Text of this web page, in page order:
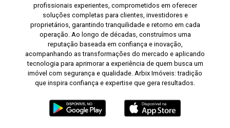
profissionais experientes, comprometidos em oferecer
soluções completas para clientes, investidores e
proprietários, garantindo tranquilidade e retorno em cada
operação. Ao longo de décadas, construímos uma
reputação baseada em confiança e inovação,
acompanhando as transformações do mercado e aplicando
tecnologia para aprimorar a experiência de quem busca um
imóvel com segurança e qualidade. Arbix Imóveis: tradição
que inspira confiança e expertise que gera resultados.